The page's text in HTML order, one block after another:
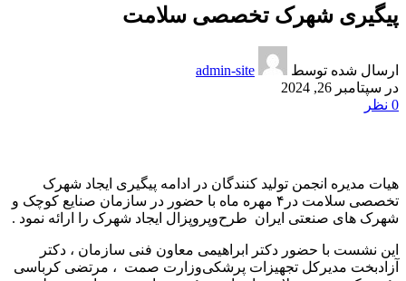
پیگیری شهرک تخصصی سلامت
ارسال شده توسط
admin-site
در سپتامبر 26, 2024
0 نظر
هیات مدیره انجمن تولید کنندگان در ادامه پیگیری ایجاد شهرک
تخصصی سلامت در‌۴ مهره ماه با حضور در سازمان صنایع کوچک و
شهرک های صنعتی ایران طرح‌و‌پروپزال ایجاد شهرک را ارائه نمود ‌.
این نشست با حضور دکتر ابراهیمی معاون فنی سازمان‌ ، دکتر
آزادبخت مدیرکل تجهیزات پرشکی‌وزارت صمت ، مرتضی کرباسی